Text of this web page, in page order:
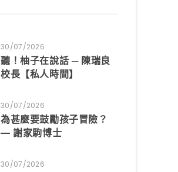
30/07/2026
聽！柚子在說話 ─ 陳瑞良
校長【私人時間】
30/07/2026
為甚麼要鼓勵孩子冒險？
— 謝家駒博士
30/07/2026